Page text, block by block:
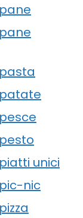
unici
nic